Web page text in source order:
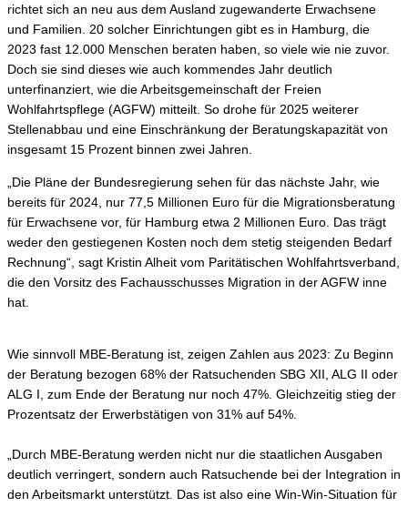
richtet sich an neu aus dem Ausland zugewanderte Erwachsene
und Familien. 20 solcher Einrichtungen gibt es in Hamburg, die
2023 fast 12.000 Menschen beraten haben, so viele wie nie zuvor.
Doch sie sind dieses wie auch kommendes Jahr deutlich
unterfinanziert, wie die Arbeitsgemeinschaft der Freien
Wohlfahrtspflege (AGFW) mitteilt. So drohe für 2025 weiterer
Stellenabbau und eine Einschränkung der Beratungskapazität von
insgesamt 15 Prozent binnen zwei Jahren.
„Die Pläne der Bundesregierung sehen für das nächste Jahr, wie
bereits für 2024, nur 77,5 Millionen Euro für die Migrationsberatung
für Erwachsene vor, für Hamburg etwa 2 Millionen Euro. Das trägt
weder den gestiegenen Kosten noch dem stetig steigenden Bedarf
Rechnung“, sagt Kristin Alheit vom Paritätischen Wohlfahrtsverband,
die den Vorsitz des Fachausschusses Migration in der AGFW inne
hat.
Wie sinnvoll MBE-Beratung ist, zeigen Zahlen aus 2023: Zu Beginn
der Beratung bezogen 68% der Ratsuchenden SBG XII, ALG II oder
ALG I, zum Ende der Beratung nur noch 47%. Gleichzeitig stieg der
Prozentsatz der Erwerbstätigen von 31% auf 54%.
„Durch MBE-Beratung werden nicht nur die staatlichen Ausgaben
deutlich verringert, sondern auch Ratsuchende bei der Integration in
den Arbeitsmarkt unterstützt. Das ist also eine Win-Win-Situation für